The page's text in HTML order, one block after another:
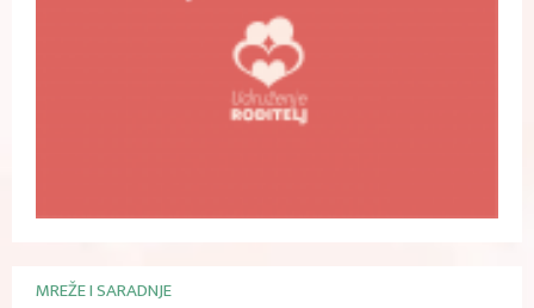
MREŽE I SARADNJE